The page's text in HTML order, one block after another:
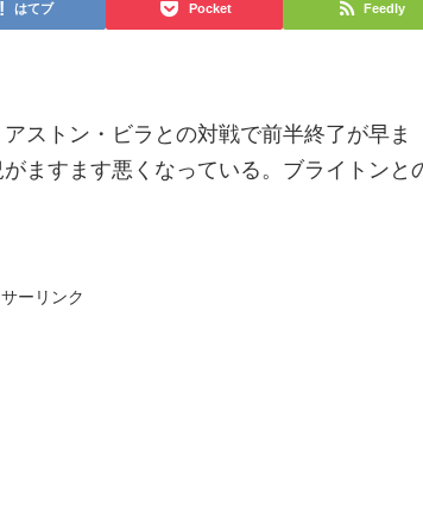
はてブ Pocket Feedly
ストン・ビラとの対戦で前半終了が早ま
ますます悪くなっている。ブライトンと
ーリンク